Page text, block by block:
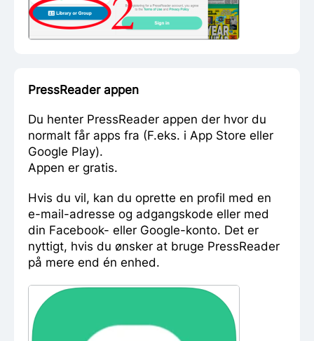
PressReader appen
Du henter PressReader appen der hvor du
normalt får apps fra (F.eks. i App Store eller
Google Play).
Appen er gratis.
Hvis du vil, kan du oprette en profil med en
e-mail-adresse og adgangskode eller med
din Facebook- eller Google-konto. Det er
nyttigt, hvis du ønsker at bruge PressReader
på mere end én enhed.